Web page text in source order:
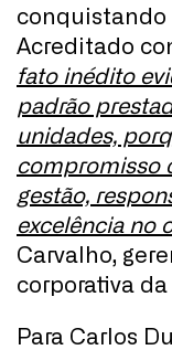
conquistando
Acreditado
fato inédito
padrão
unidades,
compromisso
gestão,
excelência no
Carvalho,
corporativa da
Para Carlos